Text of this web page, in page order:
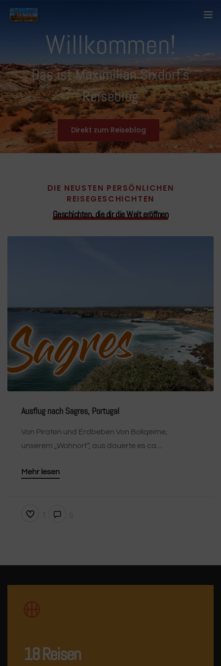
Über mich
Kontakt
Blog
Länder
Willkommen!
Das ist Maximilian Sixdorf’s
Reiseblog
Direkt zum Reiseblog
DIE NEUSTEN PERSÖNLICHEN
REISEGESCHICHTEN
Geschichten, die dir die Welt eröffnen
Ausflug nach Sagres, Portugal
Von Piraten und Erdbeben Von Boliqeime,
unserem „Wohnort“, aus dauerte es ca....
Mehr lesen
18Reisen